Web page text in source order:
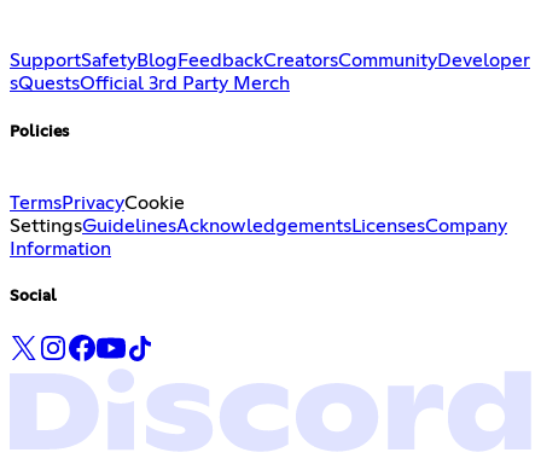
SupportSafetyBlog FeedbackCreatorsCommunityDeveloper
sQuestsOfficial 3rd Party Merch
Policies
TermsPrivacyCookie
SettingsGuidelinesAcknowledgementsLicensesCompany
Information
Social